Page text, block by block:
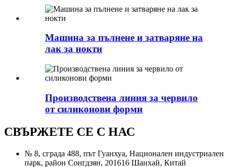
Машина за пълнене и затваряне на
лак за нокти
Производствена линия за червило
от силиконови форми
СВЪРЖЕТЕ СЕ С НАС
№ 8, сграда 488, път Гуанхуа, Национален индустриален
парк, район Сонгдзян, 201616 Шанхай, Китай